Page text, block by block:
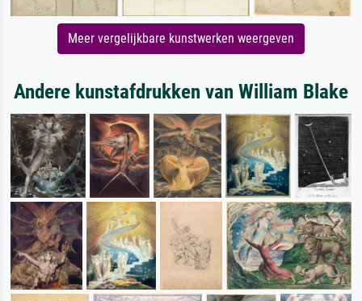
Meer vergelijkbare kunstwerken weergeven
Andere kunstafdrukken van William Blake